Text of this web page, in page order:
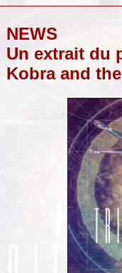
NEWS
Un extrait du
Kobra and